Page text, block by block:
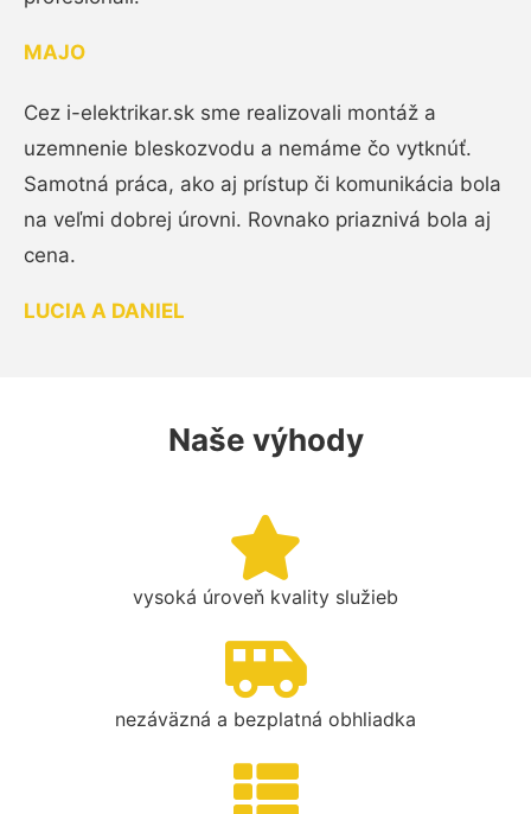
MAJO
Cez i-elektrikar.sk sme realizovali montáž a
uzemnenie bleskozvodu a nemáme čo vytknúť.
Samotná práca, ako aj prístup či komunikácia bola
na veľmi dobrej úrovni. Rovnako priaznivá bola aj
cena.
LUCIA A DANIEL
Naše výhody
vysoká úroveň kvality služieb
nezáväzná a bezplatná obhliadka